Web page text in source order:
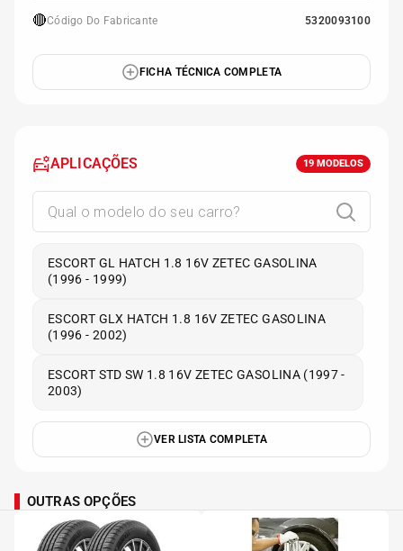
🔴Código Do Fabricante 5320093100
FICHA TÉCNICA COMPLETA
APLICAÇÕES 19 MODELOS
ESCORT GL HATCH 1.8 16V ZETEC GASOLINA
(1996 - 1999)
ESCORT GLX HATCH 1.8 16V ZETEC GASOLINA
(1996 - 2002)
ESCORT STD SW 1.8 16V ZETEC GASOLINA (1997 -
2003)
VER LISTA COMPLETA
OUTRAS OPÇÕES